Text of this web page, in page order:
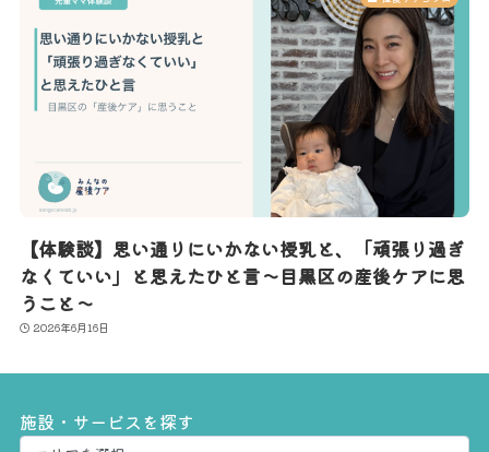
【体験談】思い通りにいかない授乳と、「頑張り過ぎ
なくていい」と思えたひと言〜目黒区の産後ケアに思
うこと〜
2026年6月16日
施設・サービスを探す